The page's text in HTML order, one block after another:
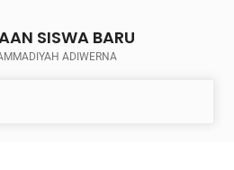
SISWA BARU
ADIWERNA